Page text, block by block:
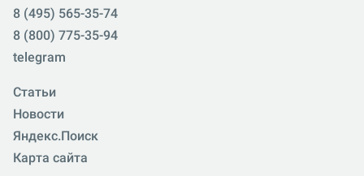
8 (495) 565-35-74
8 (800) 775-35-94
telegram
Статьи
Новости
Яндекс.Поиск
Карта сайта